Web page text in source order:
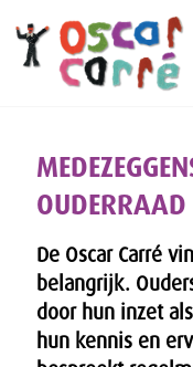
De Oscar Carré
belangrijk.
door hun inzet
hun kennis en